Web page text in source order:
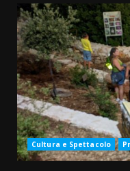
Cultura e Spettacolo